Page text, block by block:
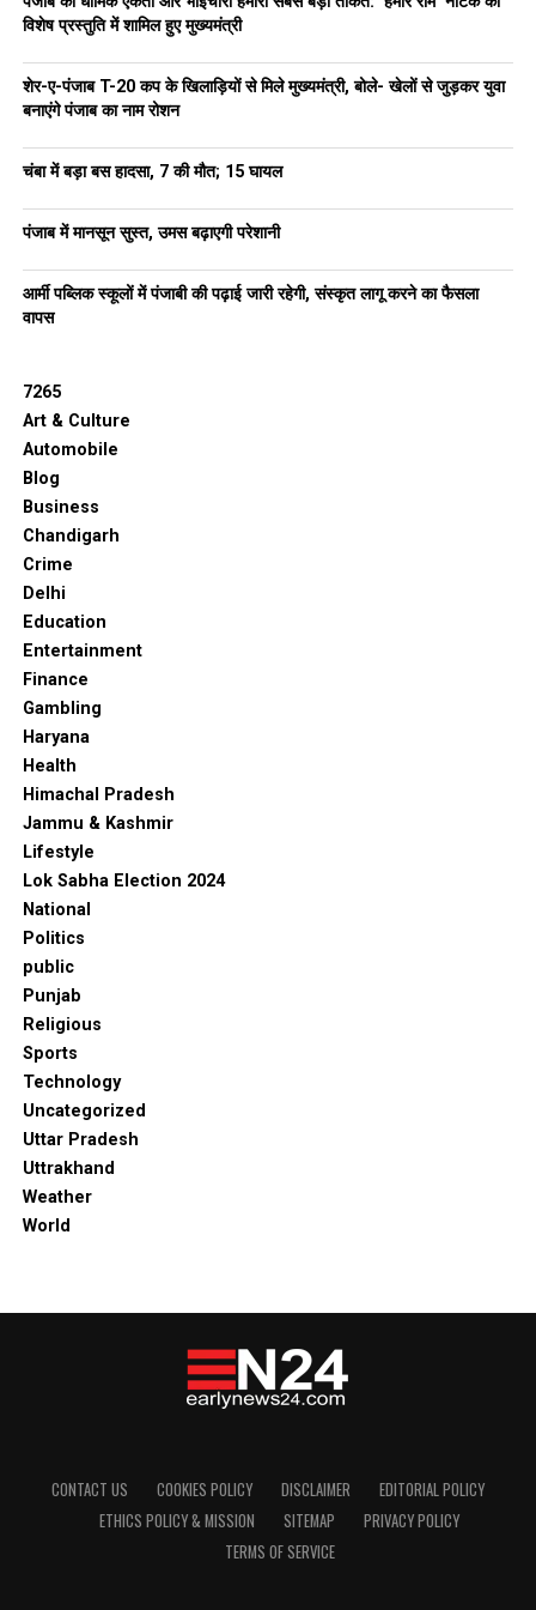
TRENDING
UP NEXT
भाजपा नेता खुद को संविधान और कानून से ऊपर समझते हैं, भाजपा ने
नगर निगम चुनाव को अपनी ‘गुंडागर्दी’ का एक और प्रदर्शन बना लिया
है: अमन अरोड़ा
DON'T MISS
नगर निगम चुनावों में BJP पर गुंडागर्दी के आरोप, अमन अरोड़ा का बड़ा
हमला
विशेष प्रस्तुति में शामिल हुए मुख्यमंत्री
शेर-ए-पंजाब T-20 कप के खिलाड़ियों से मिले मुख्यमंत्री, बोले- खेलों से जुड़कर युवा
बनाएंगे पंजाब का नाम रोशन
चंबा में बड़ा बस हादसा, 7 की मौत; 15 घायल
पंजाब में मानसून सुस्त, उमस बढ़ाएगी परेशानी
आर्मी पब्लिक स्कूलों में पंजाबी की पढ़ाई जारी रहेगी, संस्कृत लागू करने का फैसला
वापस
7265
Art & Culture
Automobile
Blog
Business
Chandigarh
Crime
Delhi
Education
Entertainment
Finance
Gambling
Haryana
Health
Himachal Pradesh
Jammu & Kashmir
Lifestyle
Lok Sabha Election 2024
National
Politics
public
Punjab
Religious
Sports
Technology
Uncategorized
Uttar Pradesh
Uttrakhand
Weather
World
CONTACT US COOKIES POLICY DISCLAIMER
EDITORIAL POLICY
ETHICS POLICY & MISSION
SITEMAP
PRIVACY POLICY
TERMS OF SERVICE